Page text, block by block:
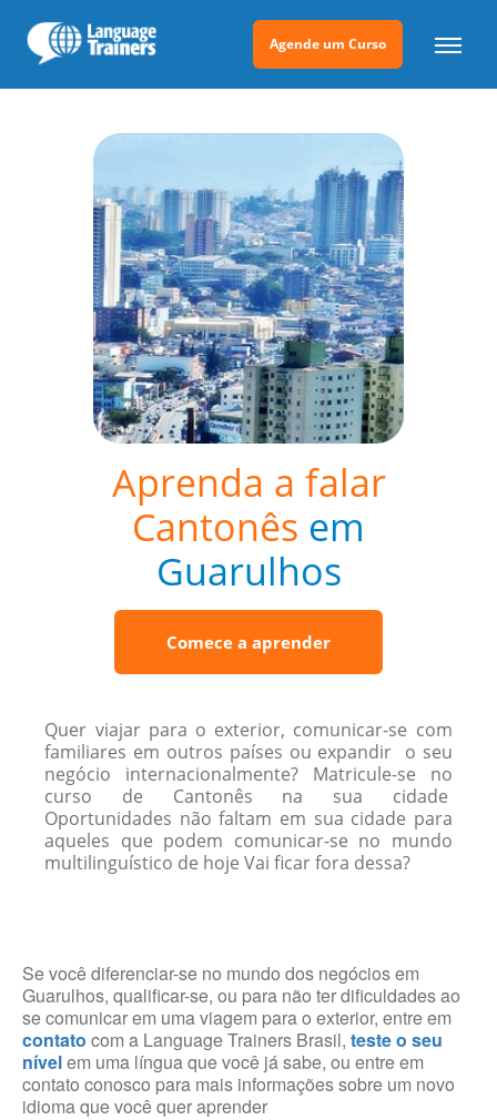
Agende um Curso
Aprenda a falar
Cantonês em
Guarulhos
Comece a aprender
Quer viajar para o exterior, comunicar-se com
familiares em outros países ou expandir o seu
negócio internacionalmente? Matricule-se no
curso de Cantonês na sua cidade
Oportunidades não faltam em sua cidade para
aqueles que podem comunicar-se no mundo
multilinguístico de hoje Vai ficar fora dessa?
Se você diferenciar-se no mundo dos negócios em
Guarulhos, qualificar-se, ou para não ter dificuldades ao
se comunicar em uma viagem para o exterior, entre em
contato com a Language Trainers Brasil, teste o seu
nívelem uma língua que você já sabe, ou entre em
contato conosco para mais informações sobre um novo
idioma que você quer aprender